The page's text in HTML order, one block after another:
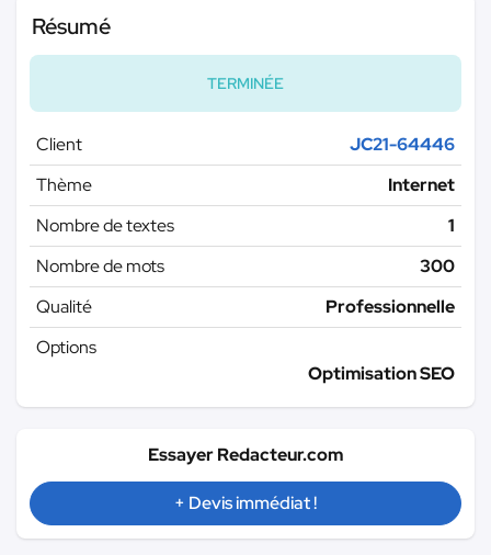
Résumé
TERMINÉE
Client
JC21-64446
Thème
Internet
Nombre de textes
1
Nombre de mots
300
Qualité
Professionnelle
Options
Optimisation SEO
Essayer Redacteur.com
+ Devis immédiat !